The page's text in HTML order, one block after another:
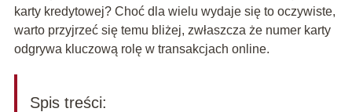
karty kredytowej? Choć dla wielu wydaje się to oczywiste,
warto przyjrzeć się temu bliżej, zwłaszcza że numer karty
odgrywa kluczową rolę w transakcjach online.
Spis treści: